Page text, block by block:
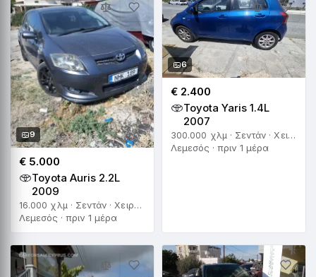
9
€ 5.000
Toyota Auris 2.2L
2009
16.000 χλμ · Σεντάν · Χειροκίνητο
Λεμεσός · πριν 1 μέρα
6
€ 2.400
Toyota Yaris 1.4L
2007
300.000 χλμ · Σεντάν · Χειροκίνητο
Λεμεσός · πριν 1 μέρα